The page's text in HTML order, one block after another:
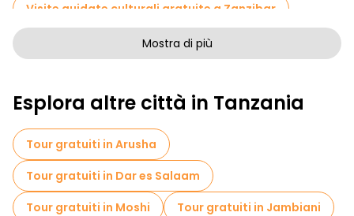
Visite guidate culturali gratuite a Zanzibar
Tour a piedi gratuiti per famiglie a Zanzibar
Crociere in Zanzibar
Musei in Zanzibar
Visita gratuita del centro storico Zanzibar
Tour per piccoli gruppi in Zanzibar
Visite al mercato in Zanzibar
Mostra di più
Esplora altre città in Tanzania
Tour gratuiti in Arusha
Tour gratuiti in Dar es Salaam
Tour gratuiti in Moshi
Tour gratuiti in Jambiani